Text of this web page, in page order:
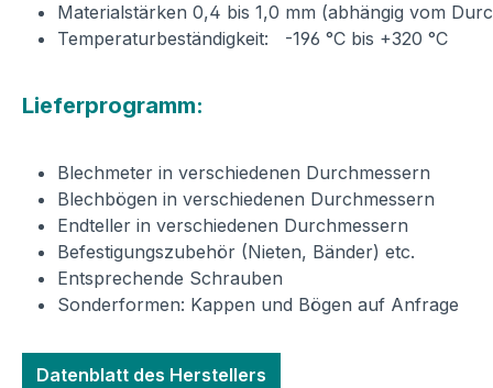
Materialstärken 0,4 bis 1,0 mm (abhängig vom
Temperaturbeständigkeit: -196 °C bis +320 °C
Lieferprogramm:
Blechmeter in verschiedenen Durchmessern
Blechbögen in verschiedenen Durchmessern
Endteller in verschiedenen Durchmessern
Befestigungszubehör (Nieten, Bänder) etc.
Entsprechende Schrauben
Sonderformen: Kappen und Bögen auf Anfrage
Datenblatt des Herstellers